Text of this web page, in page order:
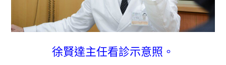
徐賢達主任看診示意照。